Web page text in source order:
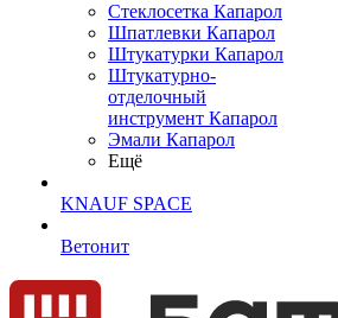
Cтеклосетка Капарол
Шпатлевки Капарол
Штукатурки Капарол
Штукатурно-
отделочный
инструмент Капарол
Эмали Капарол
Ещё
KNAUF SPACE
Ветонит